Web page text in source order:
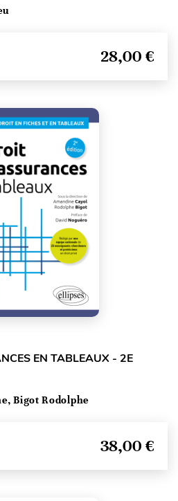
28,00 €
EN TABLEAUX - 2E
Bigot Rodolphe
38,00 €